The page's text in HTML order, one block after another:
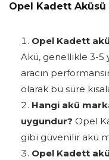
Opel Kadett Aküsü
Opel Kadett
Akü, genellikle 3-5
aracın
olarak bu süre
Hangi akü
uygundur? Opel
gibi güvenilir akü
Opel Kadett